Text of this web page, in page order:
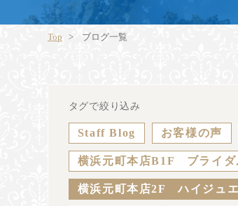
Top ブログ一覧
タグで絞り込み
Staff Blog お客様の声
横浜元町本店B1F ブライダ
横浜元町本店2F ハイジュ